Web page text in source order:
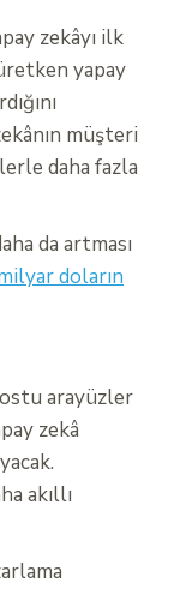
zekâyı ilk
yapay
müşteri
daha fazla
da artması
doların
arayüzler
zekâ
akıllı